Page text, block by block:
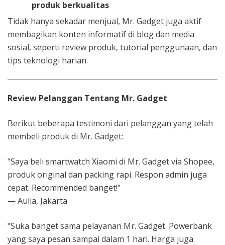
produk berkualitas
Tidak hanya sekadar menjual, Mr. Gadget juga aktif
membagikan konten informatif di blog dan media
sosial, seperti review produk, tutorial penggunaan, dan
tips teknologi harian.
Review Pelanggan Tentang Mr. Gadget
Berikut beberapa testimoni dari pelanggan yang telah
membeli produk di Mr. Gadget:
"Saya beli smartwatch Xiaomi di Mr. Gadget via Shopee,
produk original dan packing rapi. Respon admin juga
cepat. Recommended banget!"
— Aulia, Jakarta
"Suka banget sama pelayanan Mr. Gadget. Powerbank
yang saya pesan sampai dalam 1 hari. Harga juga